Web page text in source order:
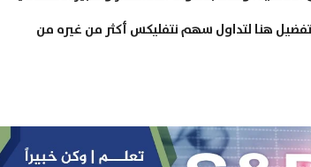
هنا لتداول سهم نتفليكس أكثر من غيره من